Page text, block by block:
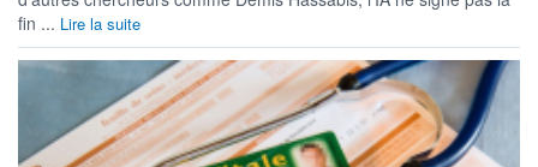
fin ... Lire la suite